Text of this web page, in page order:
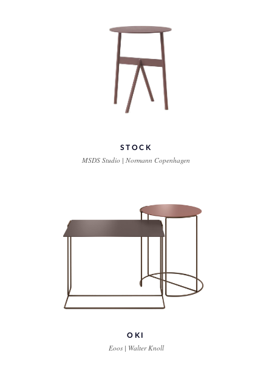
STOCK
MSDS Studio | Normann Copenhagen
OKI
Eoos | Walter Knoll